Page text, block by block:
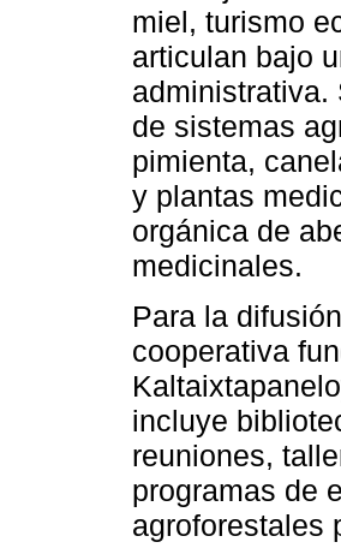
miel, turismo
articulan bajo
administrativa.
de sistemas
pimienta,
y plantas
orgánica de
medicinales.
Para la
cooperativa
incluye
reuniones,
programas de
agroforestales